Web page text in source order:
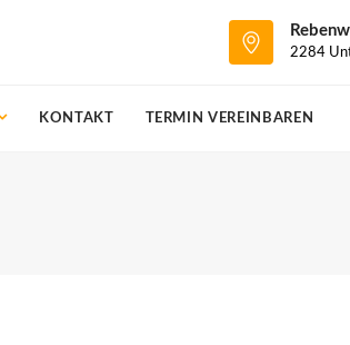
2284
KONTAKT TERMIN VEREINBAREN